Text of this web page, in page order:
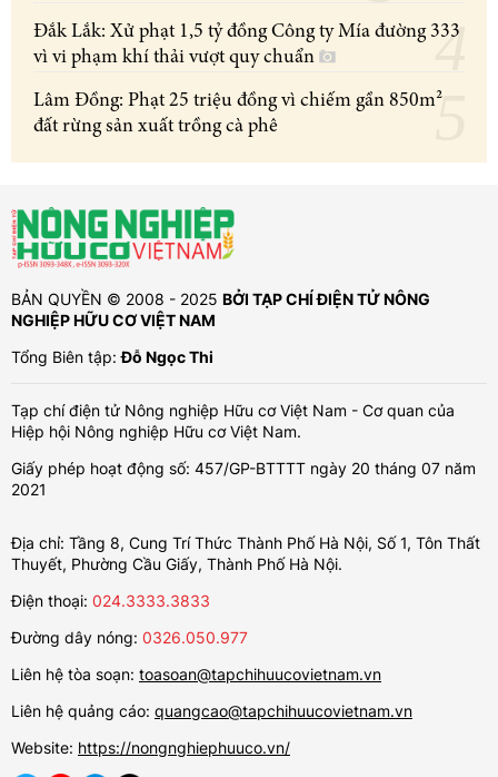
Đắk Lắk: Xử phạt 1,5 tỷ đồng Công ty Mía đường 333
vì vi phạm khí thải vượt quy chuẩn
Lâm Đồng: Phạt 25 triệu đồng vì chiếm gần 850m²
đất rừng sản xuất trồng cà phê
BẢN QUYỀN © 2008 - 2025 BỞI TẠP CHÍ ĐIỆN TỬ NÔNG
NGHIỆP HỮU CƠ VIỆT NAM
Tổng Biên tập:Đỗ Ngọc Thi
Tạp chí điện tử Nông nghiệp Hữu cơ Việt Nam - Cơ quan của
Hiệp hội Nông nghiệp Hữu cơ Việt Nam.
Giấy phép hoạt động số: 457/GP-BTTTT ngày 20 tháng 07 năm
2021
Địa chỉ: Tầng 8, Cung Trí Thức Thành Phố Hà Nội, Số 1, Tôn Thất
Thuyết, Phường Cầu Giấy, Thành Phố Hà Nội.
Điện thoại: 024.3333.3833
Đường dây nóng: 0326.050.977
Liên hệ tòa soạn: toasoan@tapchihuucovietnam.vn
Liên hệ quảng cáo: quangcao@tapchihuucovietnam.vn
Website: https://nongnghiephuuco.vn/